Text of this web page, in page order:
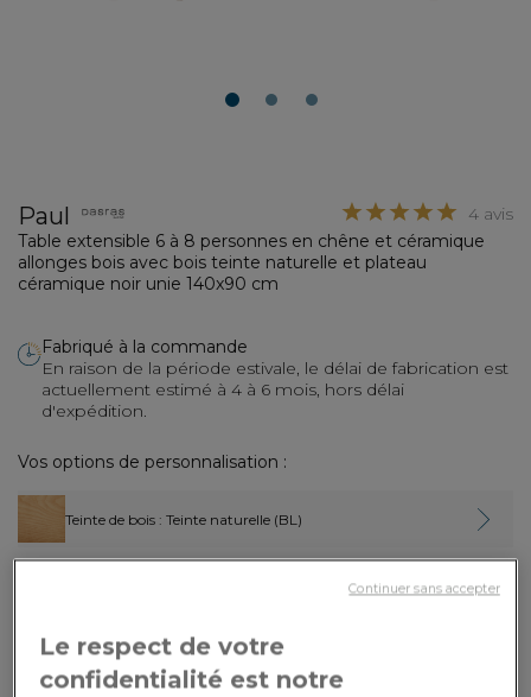
1 2 3
4 avis
Paul
Table extensible 6 à 8 personnes en chêne et céramique
allonges bois avec bois teinte naturelle et plateau
céramique noir unie 140x90 cm
Fabriqué à la commande
En raison de la période estivale, le délai de fabrication est
actuellement estimé à 4 à 6 mois, hors délai
d'expédition.
Vos options de personnalisation :
Teinte de bois : Teinte naturelle (BL)
: L140xP90xH75 cm
Revêtement du plateau : Noire unie L1 - Finition Mat
Le respect de votre
confidentialité est notre
Continuer sans accepter